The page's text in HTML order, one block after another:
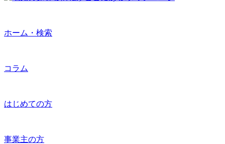
ホーム・検索
コラム
はじめての方
事業主の方